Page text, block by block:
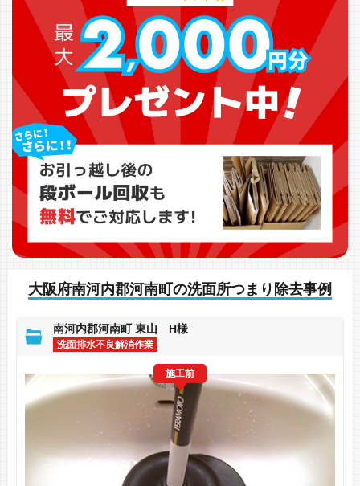
大阪府南河内郡河南町の洗面所つまり除去事例
南河内郡河南町 東山 H様
洗面排水不良解消作業
施工前